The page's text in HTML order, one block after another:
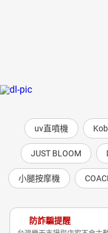
uv直噴機
JUST BLOOM
小腿按摩機
防詐騙提醒